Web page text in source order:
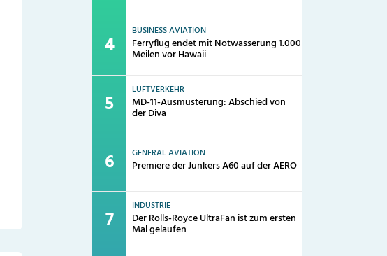
BUSINESS AVIATION
Ferryflug endet mit Notwasserung 1.000
Meilen vor Hawaii
LUFTVERKEHR
MD-11-Ausmusterung: Abschied von
der Diva
GENERAL AVIATION
Premiere der Junkers A60 auf der AERO
INDUSTRIE
Der Rolls-Royce UltraFan ist zum ersten
Mal gelaufen